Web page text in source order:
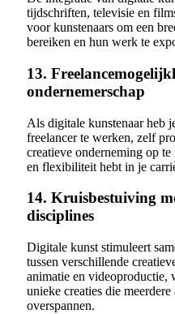
tijdschriften, televisie en
voor kunstenaars om een
bereiken en hun werk te
13.
ondernemerschap
Als digitale kunstenaar heb
freelancer te werken, zelf
creatieve onderneming op
en flexibiliteit hebt in je
14. Kruisbestuiving
disciplines
Digitale kunst stimuleert
tussen verschillende
animatie en videoproductie,
unieke creaties die
overspannen.